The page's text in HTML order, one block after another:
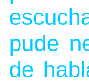
pude
de